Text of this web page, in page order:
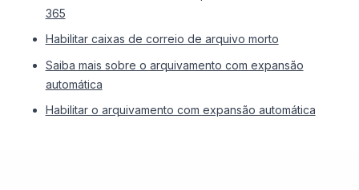
365
Habilitar caixas de correio de arquivo morto
Saiba mais sobre o arquivamento com expansão
automática
Habilitar o arquivamento com expansão automática